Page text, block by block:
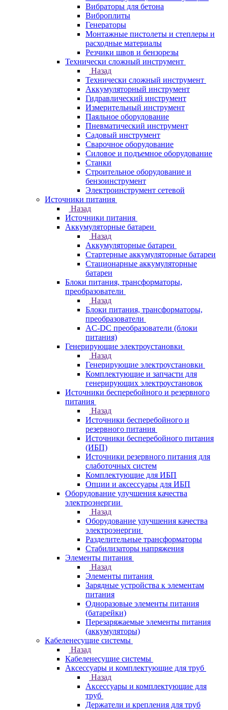
Вибраторы для бетона
Виброплиты
Генераторы
Монтажные пистолеты и степлеры и
расходные материалы
Резчики швов и бензорезы
Технически сложный инструмент
Назад
Технически сложный инструмент
Аккумуляторный инструмент
Гидравлический инструмент
Измерительный инструмент
Паяльное оборудование
Пневматический инструмент
Садовый инструмент
Сварочное оборудование
Силовое и подъемное оборудование
Станки
Строительное оборудование и
бензоинструмент
Электроинструмент сетевой
Источники питания
Назад
Источники питания
Аккумуляторные батареи
Назад
Аккумуляторные батареи
Стартерные аккумуляторные батареи
Стационарные аккумуляторные
батареи
Блоки питания, трансформаторы,
преобразователи
Назад
Блоки питания, трансформаторы,
преобразователи
AC-DC преобразователи (блоки
питания)
Генерирующие электроустановки
Назад
Генерирующие электроустановки
Комплектующие и запчасти для
генерирующих электроустановок
Источники бесперебойного и резервного
питания
Назад
Источники бесперебойного и
резервного питания
Источники бесперебойного питания
(ИБП)
Источники резервного питания для
слаботочных систем
Комплектующие для ИБП
Опции и аксессуары для ИБП
Оборудование улучшения качества
электроэнергии
Назад
Оборудование улучшения качества
электроэнергии
Разделительные трансформаторы
Стабилизаторы напряжения
Элементы питания
Назад
Элементы питания
Зарядные устройства к элементам
питания
Одноразовые элементы питания
(батарейки)
Перезаряжаемые элементы питания
(аккумуляторы)
Кабеленесущие системы
Назад
Кабеленесущие системы
Аксессуары и комплектующие для труб
Назад
Аксессуары и комплектующие для
труб
Держатели и крепления для труб